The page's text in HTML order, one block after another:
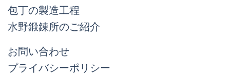
包丁の製造工程
水野鍛錬所のご紹介
お問い合わせ
プライバシーポリシー